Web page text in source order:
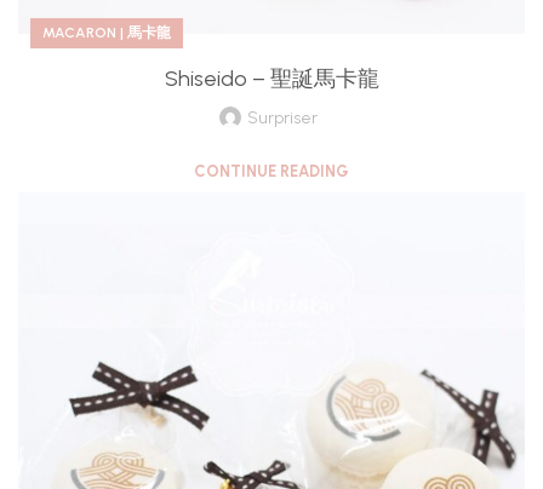
MACARON | 馬卡龍
Shiseido – 聖誕馬卡龍
Surpriser
CONTINUE READING